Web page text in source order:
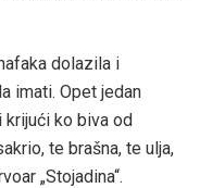
dolazila i
imati. Opet jedan
krijući ko biva od
te brašna, te ulja,
„Stojadina“.